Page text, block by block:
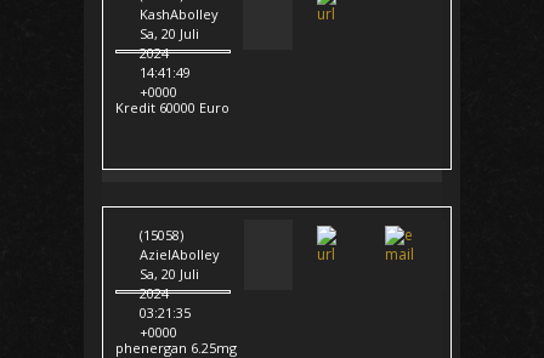
KashAbolley
Sa, 20 Juli
2024
14:41:49
+0000
Kredit 60000 Euro
(15058)
AzielAbolley
Sa, 20 Juli
2024
03:21:35
+0000
phenergan 6.25mg